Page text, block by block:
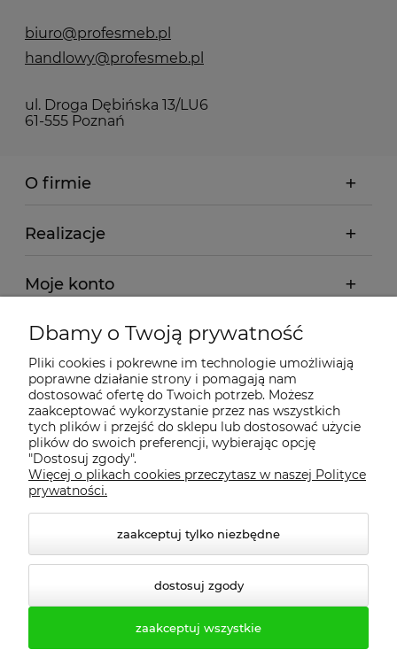
biuro@profesmeb.pl
handlowy@profesmeb.pl
ul. Droga Dębińska 13/LU6
61-555 Poznań
O firmie
Realizacje
Moje konto
Regulamin
Dostawa - realizacja
Gwarancja i zwroty
Pomoc
Dbamy o Twoją prywatność
Pliki cookies i pokrewne im technologie umożliwiają
poprawne działanie strony i pomagają nam
dostosować ofertę do Twoich potrzeb. Możesz
zaakceptować wykorzystanie przez nas wszystkich
tych plików i przejść do sklepu lub dostosować użycie
plików do swoich preferencji, wybierając opcję
"Dostosuj zgody".
Więcej o plikach cookies przeczytasz w naszej Polityce
prywatności.
zaakceptuj tylko niezbędne
dostosuj zgody
zaakceptuj wszystkie